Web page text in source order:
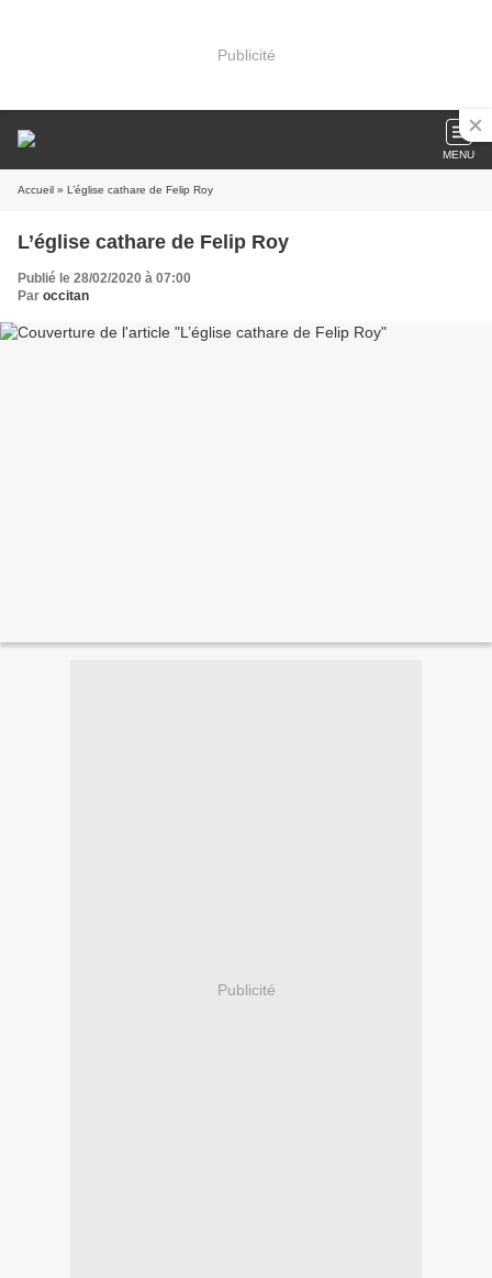
Publicité
MENU
Accueil » L’église cathare de Felip Roy
L’église cathare de Felip Roy
Publié le 28/02/2020 à 07:00
Par occitan
Publicité